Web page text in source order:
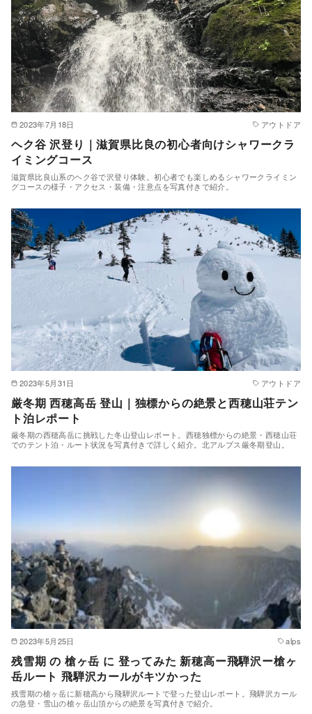
2023年7月18日 アウトドア
ヘク谷 沢登り｜滋賀県比良の初心者向けシャワークラ
イミングコース
滋賀県比良山系のヘク谷で沢登り体験。初心者でも楽しめるシャワークライミン
グコースの様子・アクセス・装備・注意点を写真付きで紹介。
2023年5月31日 アウトドア
厳冬期 西穂高岳 登山｜独標からの絶景と西穂山荘テン
ト泊レポート
厳冬期の西穂高岳に挑戦した冬山登山レポート。西穂独標からの絶景・西穂山荘
でのテント泊・ルート状況を写真付きで詳しく紹介。北アルプス厳冬期登山。
2023年5月25日 alps
残雪期 の 槍ヶ岳 に 登ってみた 新穂高ー飛騨沢ー槍ヶ
岳ルート 飛騨沢カールがキツかった
残雪期の槍ヶ岳に新穂高から飛騨沢ルートで登った登山レポート。飛騨沢カール
の急登・雪山の槍ヶ岳山頂からの絶景を写真付きで紹介。